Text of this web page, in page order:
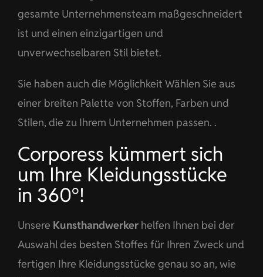
gesamte Unternehmensteam maßgeschneidert
ist und einen einzigartigen und
unverwechselbaren Stil bietet.
Sie haben auch die Möglichkeit Wählen Sie aus
einer breiten Palette von Stoffen, Farben und
Stilen, die zu Ihrem Unternehmen passen. .
Corporess kümmert sich
um Ihre Kleidungsstücke
in 360°!
Unsere Kunsthandwerkerhelfen Ihnen bei der
Auswahl des besten Stoffes für Ihren Zweck und
fertigen Ihre Kleidungsstücke genau so an, wie